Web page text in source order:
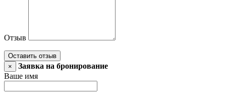
Отзыв
Оставить отзыв
×
Заявка на бронирование
Ваше имя